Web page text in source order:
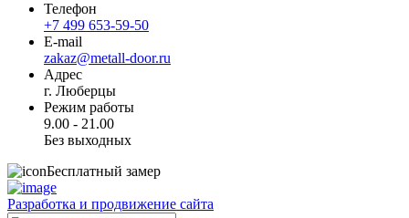
Телефон
+7 499 653-59-50
E-mail
zakaz@metall-door.ru
Адрес
г. Люберцы
Режим работы
9.00 - 21.00
Без выходных
Бесплатный замер
Разработка и продвижение сайта